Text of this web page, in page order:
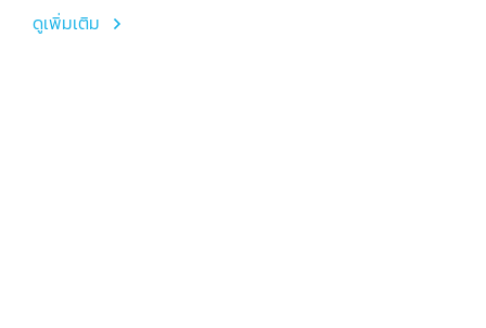
ดูเพิ่มเติม